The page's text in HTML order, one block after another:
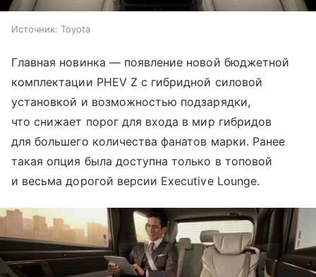
Источник: Toyota
Главная новинка — появление новой бюджетной
комплектации PHEV Z с гибридной силовой
установкой и возможностью подзарядки,
что снижает порог для входа в мир гибридов
для большего количества фанатов марки. Ранее
такая опция была доступна только в топовой
и весьма дорогой версии Executive Lounge.